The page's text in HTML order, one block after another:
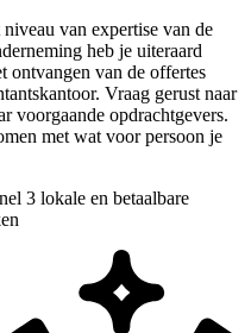
van expertise van de
heb je uiteraard
ontvangen van de offertes
Vraag gerust naar
voorgaande opdrachtgevers.
met wat voor persoon je
3 lokale en betaalbare